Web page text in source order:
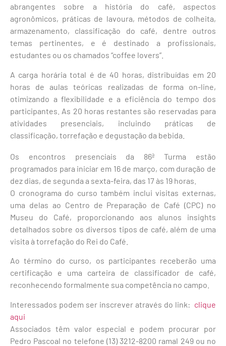
abrangentes sobre a história do café, aspectos
agronômicos, práticas de lavoura, métodos de colheita,
armazenamento, classificação do café, dentre outros
temas pertinentes, e é destinado a profissionais,
estudantes ou os chamados “coffee lovers”.
A carga horária total é de 40 horas, distribuídas em 20
horas de aulas teóricas realizadas de forma on-line,
otimizando a flexibilidade e a eficiência do tempo dos
participantes. As 20 horas restantes são reservadas para
atividades presenciais, incluindo práticas de
classificação, torrefação e degustação da bebida.
Os encontros presenciais da 86ª Turma estão
programados para iniciar em 16 de março, com duração de
dez dias, de segunda a sexta-feira, das 17 às 19 horas.
O cronograma do curso também inclui visitas externas,
uma delas ao Centro de Preparação de Café (CPC) no
Museu do Café, proporcionando aos alunos insights
detalhados sobre os diversos tipos de café, além de uma
visita à torrefação do Rei do Café.
Ao término do curso, os participantes receberão uma
certificação e uma carteira de classificador de café,
reconhecendo formalmente sua competência no campo.
Interessados podem ser inscrever através do link: clique
aqui
Associados têm valor especial e podem procurar por
Pedro Pascoal no telefone (13) 3212-8200 ramal 249 ou no